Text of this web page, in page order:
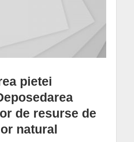
pietei
de resurse de
natural